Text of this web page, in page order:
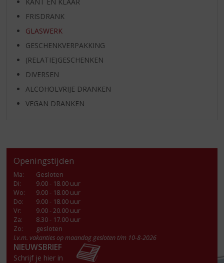
FRISDRANK
GLASWERK
GESCHENKVERPAKKING
(RELATIE)GESCHENKEN
DIVERSEN
ALCOHOLVRIJE DRANKEN
VEGAN DRANKEN
Openingstijden
Ma:
Gesloten
Di:
9.00 - 18.00 uur
Wo:
9.00 - 18.00 uur
Do:
9.00 - 18.00 uur
Vr:
9.00 - 20.00 uur
Za:
8.30 - 17.00 uur
Zo:
gesloten
I.v.m. vakanties op maandag gesloten t/m 10-8-2026
NIEUWSBRIEF
Schrijf je hier in